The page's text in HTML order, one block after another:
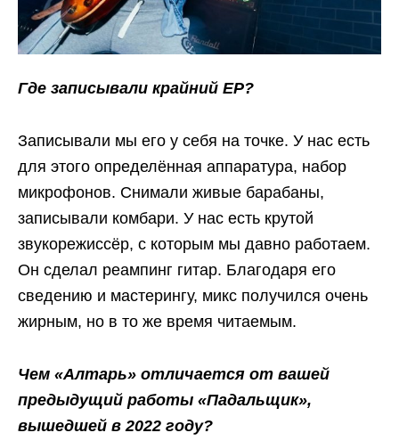
Где записывали крайний ЕР?
Записывали мы его у себя на точке. У нас есть
для этого определённая аппаратура, набор
микрофонов. Снимали живые барабаны,
записывали комбари. У нас есть крутой
звукорежиссёр, с которым мы давно работаем.
Он сделал реампинг гитар. Благодаря его
сведению и мастерингу, микс получился очень
жирным, но в то же время читаемым.
Чем «Алтарь» отличается от вашей
предыдущий работы «Падальщик»,
вышедшей в 2022 году?